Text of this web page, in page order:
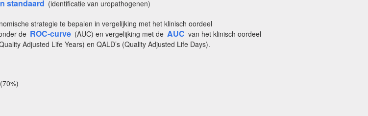
standaard (identificatie van uropathogenen)
strategie te bepalen in vergelijking met het klinisch oordeel
de ROC-curve (AUC) en vergelijking met de AUC van het klinisch oordeel
Adjusted Life Years) en QALD’s (Quality Adjusted Life Days).